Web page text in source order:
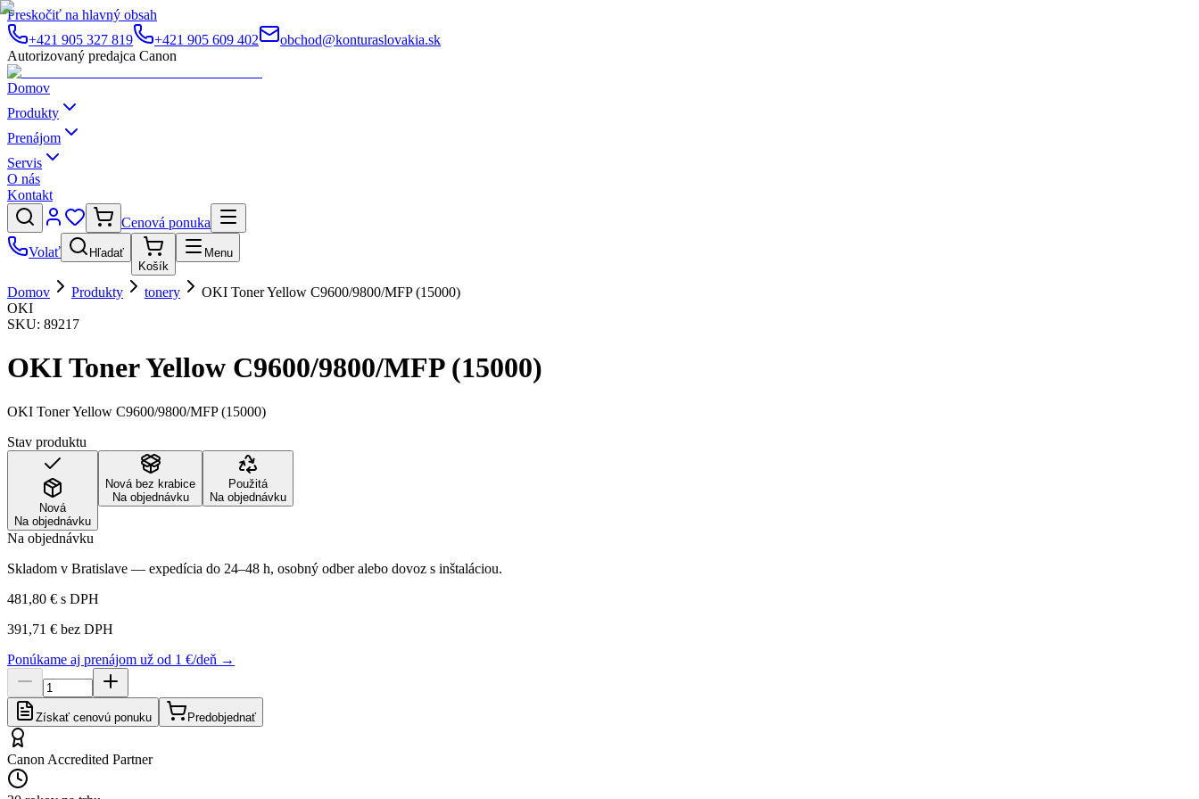
Preskočiť na hlavný obsah
+421 905 327 819
+421 905 609 402
obchod@konturaslovakia.sk
Autorizovaný predajca Canon
Domov
Produkty
Prenájom
Servis
O nás
Kontakt
Cenová ponuka
Volať
Hľadať
Košík
Menu
Domov Produkty tonery
OKI Toner Yellow C9600/9800/MFP (15000)
OKI
SKU: 89217
OKI Toner Yellow C9600/9800/MFP (15000)
OKI Toner Yellow C9600/9800/MFP (15000)
Stav produktu
Nová
Na objednávku
Nová bez krabice
Na objednávku
Použitá
Na objednávku
Na objednávku
Skladom v Bratislave — expedícia do 24–48 h, osobný odber alebo dovoz s inštaláciou.
481,80 € s DPH
391,71 € bez DPH
Ponúkame aj prenájom už od 1 €/deň →
Získať cenovú ponuku Predobjednať
Canon Accredited Partner